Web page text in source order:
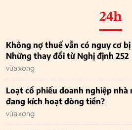
24h
Không nợ thuế vẫn có nguy cơ
Những thay đổi từ Nghị định 252
vừa xong
Loạt cổ phiếu doanh nghiệp
đang kích hoạt dòng tiền?
vừa xong